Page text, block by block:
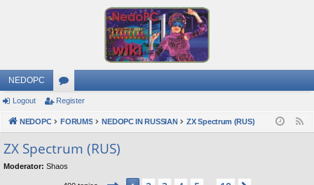
NEDOPC
or
u
s
Logout Register
NEDOPC FORUMS NEDOPC IN RUSSIAN ZX Spectrum (RUS)
ZX Spectrum (RUS)
Moderator: Shaos